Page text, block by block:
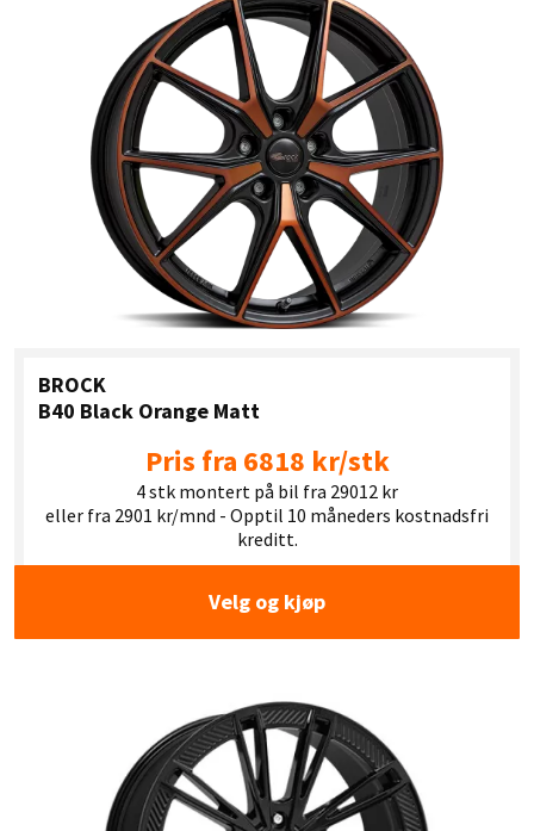
BROCK
B40 Black Orange Matt
Pris fra 6818 kr/stk
4 stk montert på bil fra 29012 kr
eller fra 2901 kr/mnd - Opptil 10 måneders kostnadsfri
kreditt.
Velg og kjøp